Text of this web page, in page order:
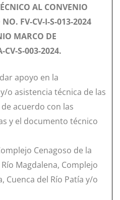
AL CONVENIO
FV-CV-I-S-013-2024
MARCO DE
CV-S-003-2024.
apoyo en la
o asistencia técnica de las
acuerdo con las
y el documento técnico
Cenagoso de la
Magdalena, Complejo
Cuenca del Río Patía y/o